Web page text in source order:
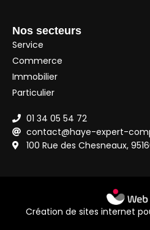
Nos secteurs
Service
Commerce
Immobilier
Particulier
01 34 05 54 72
contact@haye-expert-
100 Rue des Chesneaux,
Création de sites internet